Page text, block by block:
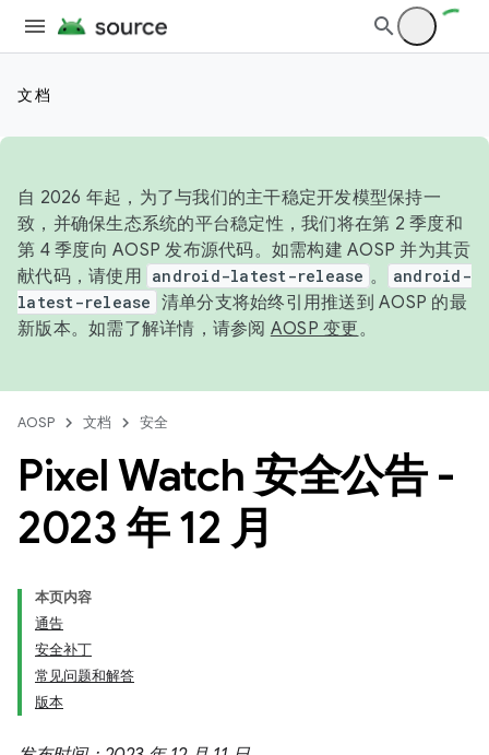
文档
自 2026 年起，为了与我们的主干稳定开发模型保持一
致，并确保生态系统的平台稳定性，我们将在第 2 季度和
第 4 季度向 AOSP 发布源代码。如需构建 AOSP 并为其贡
献代码，请使用 android-latest-release 。
android-
latest-release 清单分支将始终引用推送到 AOSP 的最
新版本。如需了解详情，请参阅 AOSP 变更。
AOSP 文档 安全
Pixel Watch 安全公告 -
2023 年 12 月
本页内容
通告
安全补丁
常见问题和解答
版本